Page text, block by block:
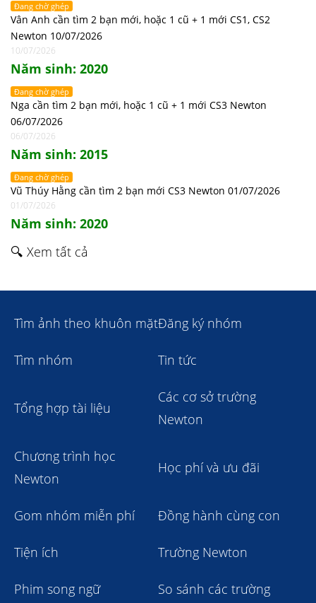
Đang chờ ghép
Vân Anh cần tìm 2 bạn mới, hoặc 1 cũ + 1 mới CS1, CS2
Newton 10/07/2026
10/07/2026
Năm sinh: 2020
Đang chờ ghép
Nga cần tìm 2 bạn mới, hoặc 1 cũ + 1 mới CS3 Newton
06/07/2026
06/07/2026
Năm sinh: 2015
Đang chờ ghép
Vũ Thúy Hằng cần tìm 2 bạn mới CS3 Newton 01/07/2026
01/07/2026
Năm sinh: 2020
🔍 Xem tất cả
Tìm ảnh theo khuôn mặtĐăng ký nhóm
Tìm nhóm Tin tức
Tổng hợp tài liệu
Các cơ sở trường
Newton
Chương trình học
Newton
Học phí và ưu đãi
Gom nhóm miễn phí Đồng hành cùng con
Tiện ích Trường Newton
Phim song ngữ So sánh các trường